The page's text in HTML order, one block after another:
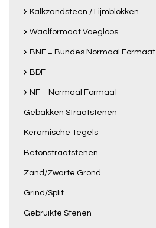
Kalkzandsteen / Lijmblokken
Waalformaat Voegloos
BNF = Bundes Normaal Formaat
BDF
NF = Normaal Formaat
Gebakken Straatstenen
Keramische Tegels
Betonstraatstenen
Zand/Zwarte Grond
Grind/Split
Gebruikte Stenen